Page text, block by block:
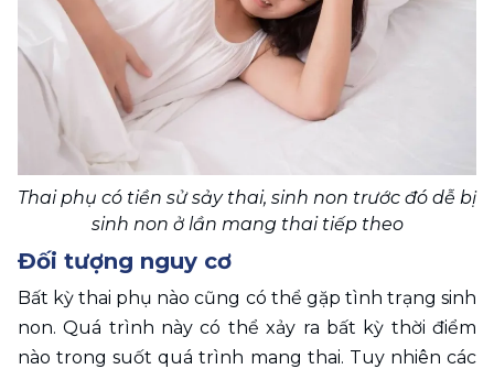
Thai phụ có tiền sử sảy thai, sinh non trước đó dễ bị
sinh non ở lần mang thai tiếp theo
Đối tượng nguy cơ
Bất kỳ thai phụ nào cũng có thể gặp tình trạng sinh
non. Quá trình này có thể xảy ra bất kỳ thời điểm
nào trong suốt quá trình mang thai. Tuy nhiên các